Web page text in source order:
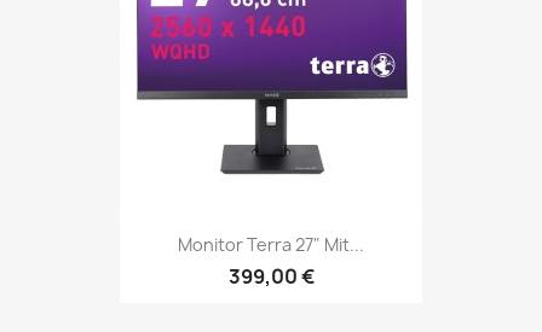
Monitor Terra 27" Mit...
399,00 €